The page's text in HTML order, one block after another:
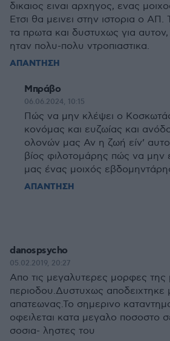
δικαιος ειναι αρχηγος, ενας
Ετσι θα μεινει στην ιστορια ο ΑΠ.
τα πρωτα και δυστυχως για
ηταν πολυ-πολυ ντροπιαστικα.
ΑΠΑΝΤΗΣΗ
Μπράβο
06.06.2024, 10:15
Πώς να μην κλέψει ο
κονόμας και ευζωίας και
ολονών μας Αν η ζωή είν’
βίος φιλοτομάρης πώς να μην
μας ένας μοιχός
ΑΠΑΝΤΗΣΗ
danospsycho
05.02.2019, 20:27
Απο τις μεγαλυτερες μορφες της
περιοδου.Δυστυχως αποδειχτηκε
απατεωνας.Το σημερινο
οφειλεται κατα μεγαλο ποσοστο
σοσια- ληστες του